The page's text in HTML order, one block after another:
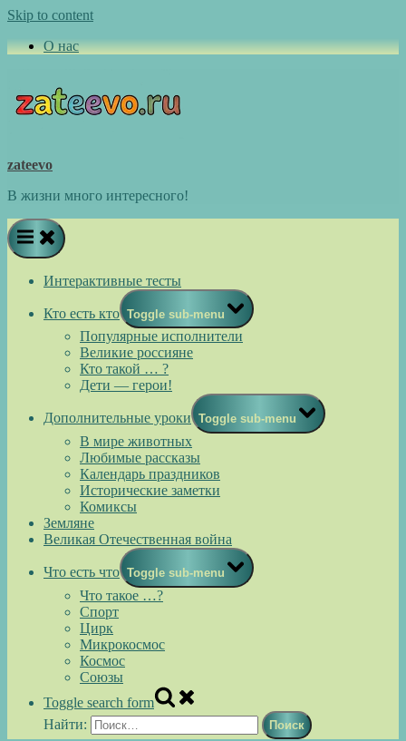
Skip to content
О нас
zateevo
В жизни много интересного!
Интерактивные тесты
Кто есть кто Toggle sub-menu
Популярные исполнители
Великие россияне
Кто такой … ?
Дети — герои!
Дополнительные уроки Toggle sub-menu
В мире животных
Любимые рассказы
Календарь праздников
Исторические заметки
Комиксы
Земляне
Великая Отечественная война
Что есть что Toggle sub-menu
Что такое …?
Спорт
Цирк
Микрокосмос
Космос
Союзы
Toggle search form
Найти: